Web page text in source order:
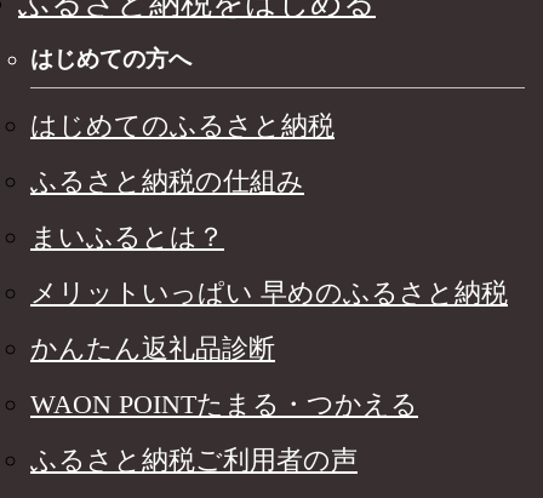
はじめての方へ
はじめてのふるさと納税
ふるさと納税の仕組み
まいふるとは？
メリットいっぱい 早めのふるさと納税
かんたん返礼品診断
WAON POINTたまる・つかえる
ふるさと納税ご利用者の声